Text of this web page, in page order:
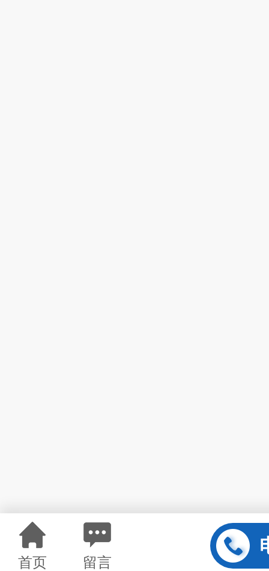
首页 留言